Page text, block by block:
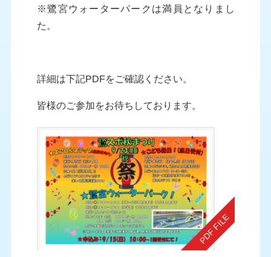
※鷺宮ウォーターパークは満員となりまし
た。
詳細は下記PDFをご確認ください。
皆様のご参加をお待ちしております。